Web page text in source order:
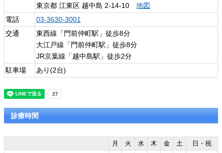
東京都 江東区 越中島 2-14-10 地図
電話
03-3630-3001
交通
東西線「門前仲町駅」徒歩8分
大江戸線「門前仲町駅」徒歩8分
JR京葉線「越中島駅」徒歩2分
駐車場
あり(2台)
診療時間
月 火 水 木 金 土
日・祝